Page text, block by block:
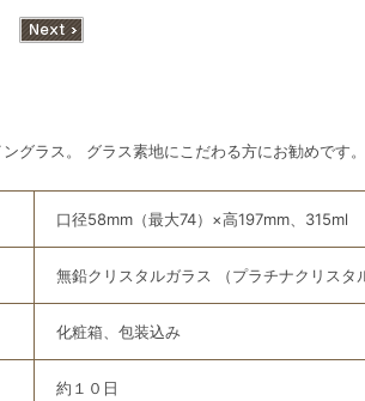
グラス。 グラス素地にこだわる方にお勧めです。
口径58mm（最大74）×高197mm、315ml
無鉛クリスタルガラス （プラチナクリスタ
化粧箱、包装込み
約１０日